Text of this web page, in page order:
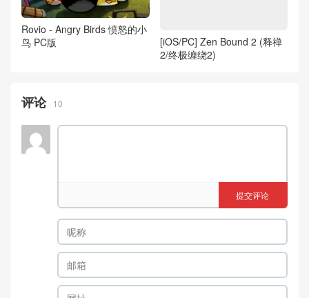
Rovio - Angry Birds 愤怒的小
鸟 PC版
[iOS/PC] Zen Bound 2 (释禅
2/终极缠绕2)
评论 10
提交评论